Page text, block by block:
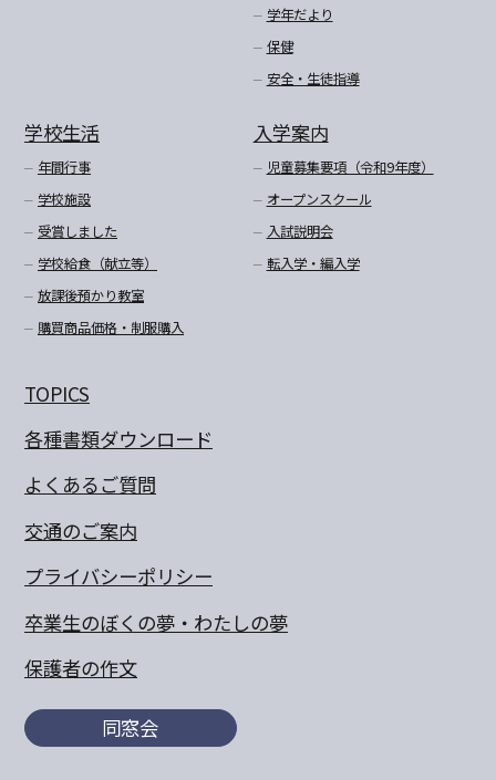
学年だより
保健
安全・生徒指導
学校生活
年間行事
学校施設
受賞しました
学校給食（献立等）
放課後預かり教室
購買商品価格・制服購入
入学案内
児童募集要項（令和9年度）
オープンスクール
入試説明会
転入学・編入学
TOPICS
各種書類ダウンロード
よくあるご質問
交通のご案内
プライバシーポリシー
卒業生のぼくの夢・わたしの夢
保護者の作文
同窓会